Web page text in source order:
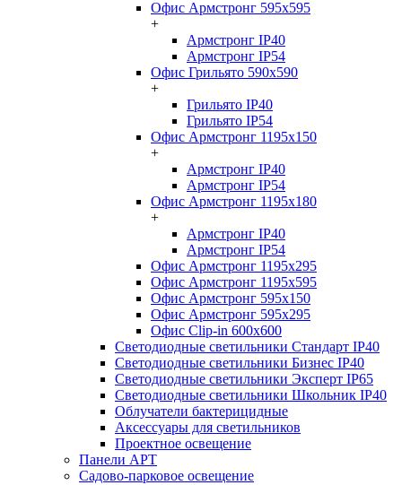
Офис Армстронг 595x595
+
Армстронг IP40
Армстронг IP54
Офис Грильято 590x590
+
Грильято IP40
Грильято IP54
Офис Армстронг 1195x150
+
Армстронг IP40
Армстронг IP54
Офис Армстронг 1195x180
+
Армстронг IP40
Армстронг IP54
Офис Армстронг 1195x295
Офис Армстронг 1195x595
Офис Армстронг 595x150
Офис Армстронг 595x295
Офис Clip-in 600x600
Светодиодные светильники Стандарт IP40
Светодиодные светильники Бизнес IP40
Светодиодные светильники Эксперт IP65
Светодиодные светильники Школьник IP40
Облучатели бактерицидные
Аксессуары для светильников
Проектное освещение
Панели АРТ
Садово-парковое освещение